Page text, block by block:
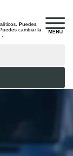
MENU
Puedes
cambiar la